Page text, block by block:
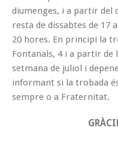
diumenges, i a partir del
resta de dissabtes de 17 a
20 hores. En principi la
Fontanals, 4 i a partir de
setmana de juliol i
informant si la trobada
sempre o a Fraternitat.